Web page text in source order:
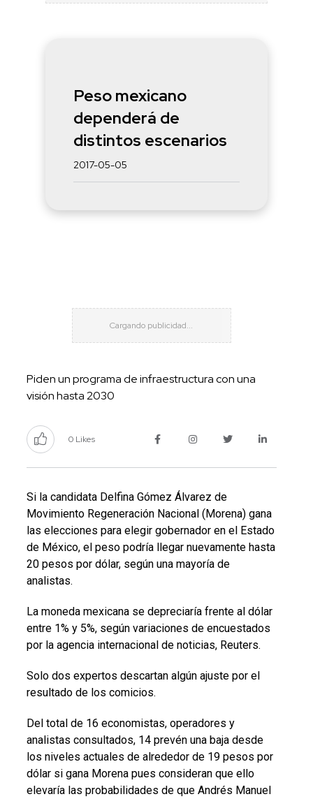
Peso mexicano
dependerá de
distintos escenarios
2017-05-05
Piden un programa de infraestructura con una
visión hasta 2030
0 Likes
Si la candidata Delfina Gómez Álvarez de
Movimiento Regeneración Nacional (Morena) gana
las elecciones para elegir gobernador en el Estado
de México, el peso podría llegar nuevamente hasta
20 pesos por dólar, según una mayoría de
analistas.
La moneda mexicana se depreciaría frente al dólar
entre 1% y 5%, según variaciones de encuestados
por la agencia internacional de noticias, Reuters.
Solo dos expertos descartan algún ajuste por el
resultado de los comicios.
Del total de 16 economistas, operadores y
analistas consultados, 14 prevén una baja desde
los niveles actuales de alrededor de 19 pesos por
dólar si gana Morena pues consideran que ello
elevaría las probabilidades de que Andrés Manuel